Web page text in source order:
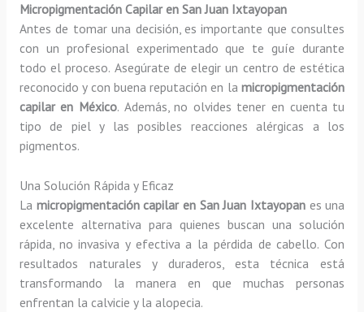
Micropigmentación Capilar en San Juan Ixtayopan
Antes de tomar una decisión, es importante que consultes
con un profesional experimentado que te guíe durante
todo el proceso. Asegúrate de elegir un centro de estética
reconocido y con buena reputación en lamicropigmentación
capilar en México. Además, no olvides tener en cuenta tu
tipo de piel y las posibles reacciones alérgicas a los
pigmentos.
Una Solución Rápida y Eficaz
La micropigmentación capilar en San Juan Ixtayopanes una
excelente alternativa para quienes buscan una solución
rápida, no invasiva y efectiva a la pérdida de cabello. Con
resultados naturales y duraderos, esta técnica está
transformando la manera en que muchas personas
enfrentan la calvicie y la alopecia.